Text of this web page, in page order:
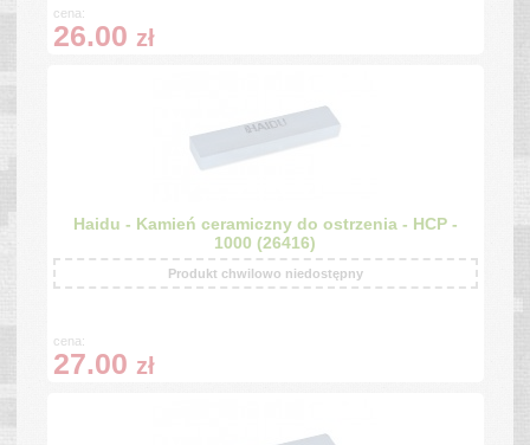
cena:
26.00 zł
Haidu - Kamień ceramiczny do ostrzenia - HCP -
1000 (26416)
Produkt chwilowo niedostępny
cena:
27.00 zł